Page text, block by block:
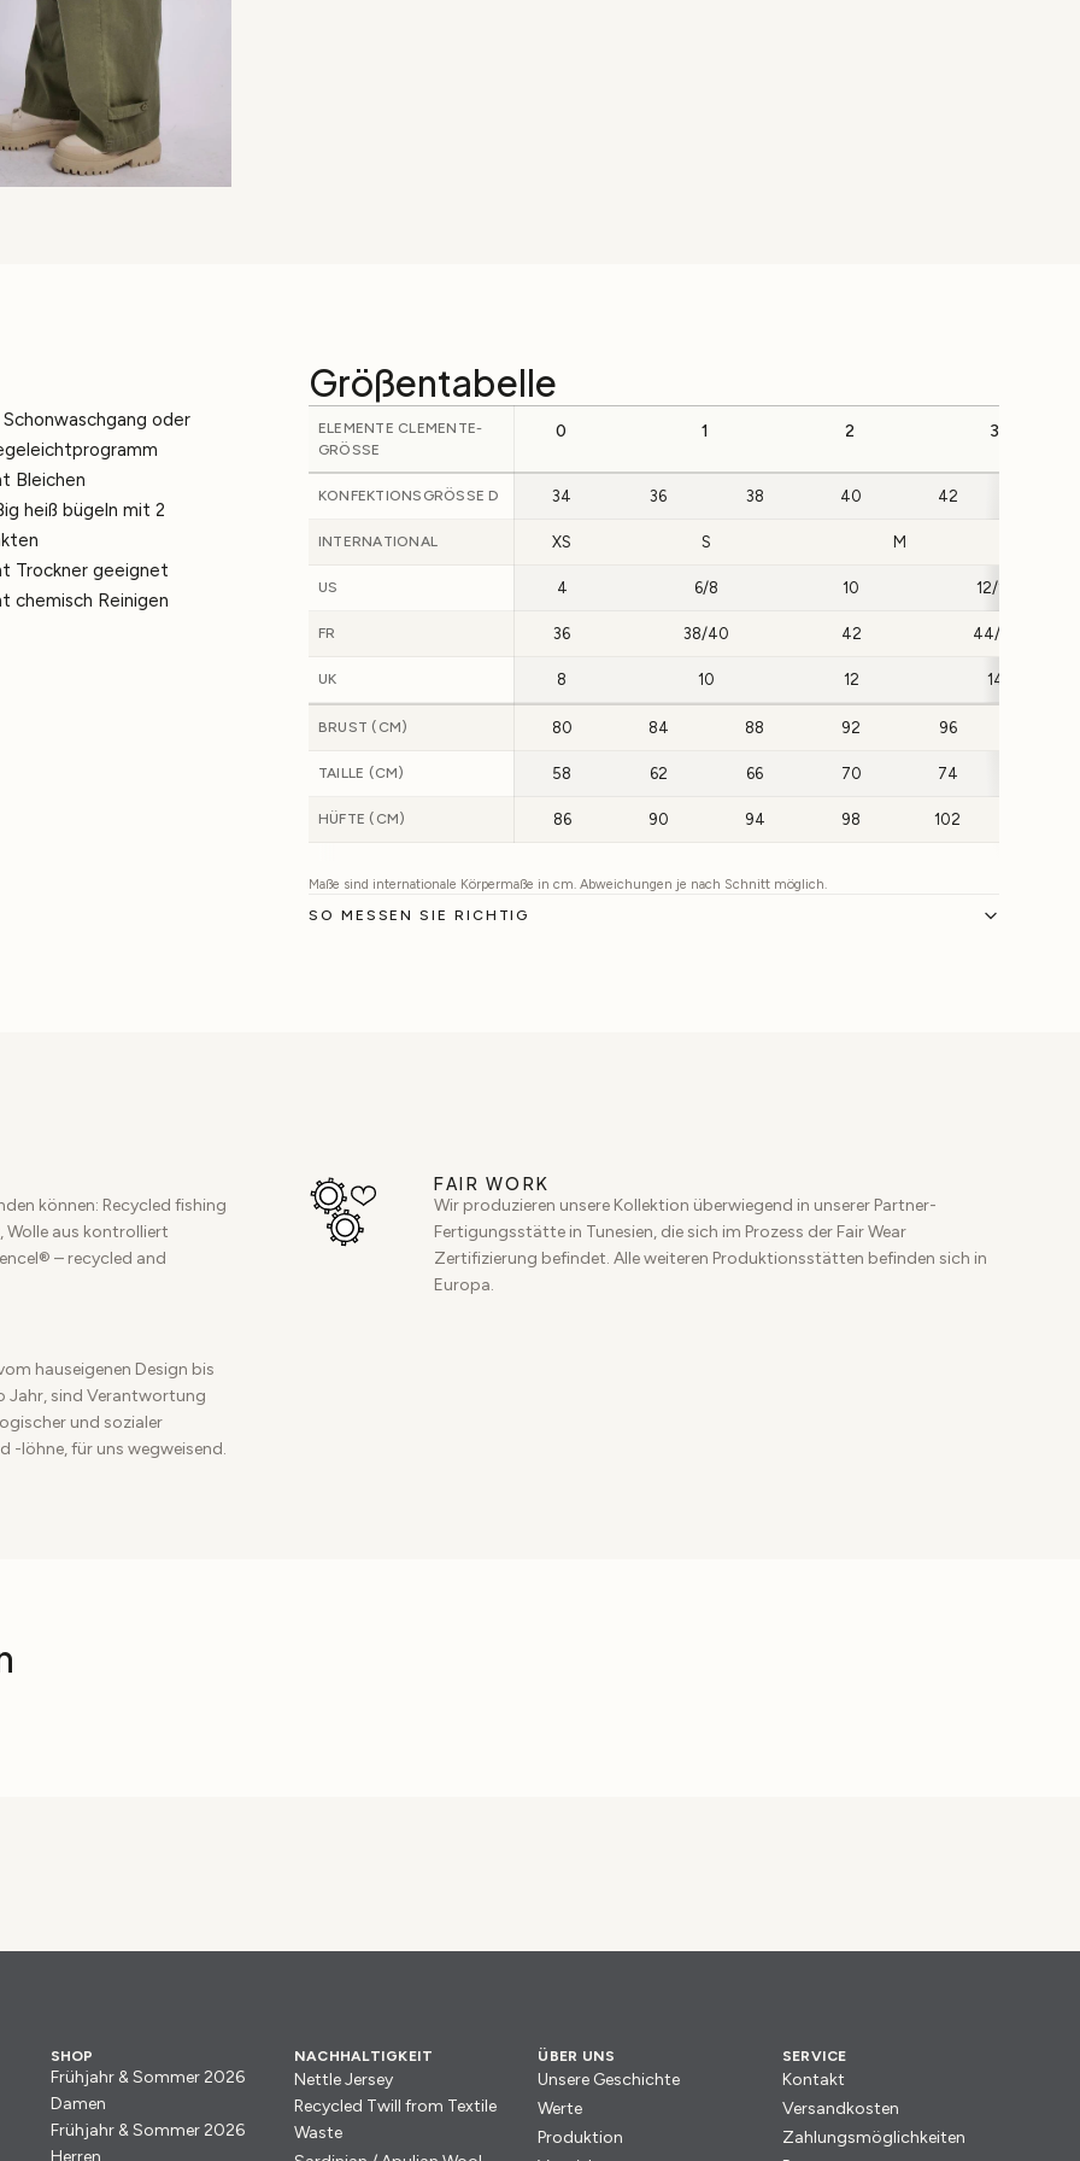
Schonwaschgang oder
Bleichen
heiß bügeln mit 2
Trockner geeignet
chemisch Reinigen
Größentabelle
ELEMENTE CLEMENTE-
GRÖSSE
0 1 2 3
KONFEKTIONSGRÖSSE D 34 36 38 40 42
INTERNATIONAL XS S M
US 4 6/8 10 12/14
FR 36 38/40 42 44/46
UK 8 10 12 14
BRUST (CM) 80 84 88 92 96
TAILLE (CM) 58 62 66 70 74
HÜFTE (CM) 86 90 94 98 102
Maße sind internationale Körpermaße in cm. Abweichungen je nach Schnitt möglich.
SO MESSEN SIE RICHTIG
können: Recycled fishing
Wolle aus kontrolliert
– recycled and
FAIR WORK
Wir produzieren unsere Kollektion überwiegend in unserer Partner-
Fertigungsstätte in Tunesien, die sich im Prozess der Fair Wear
Zertifizierung befindet. Alle weiteren Produktionsstätten befinden sich in
Europa.
hauseigenen Design bis
Jahr, sind Verantwortung
und sozialer
-löhne, für uns wegweisend.
SHOP
Frühjahr & Sommer 2026
Damen
Frühjahr & Sommer 2026
Herren
NACHHALTIGKEIT
Nettle Jersey
Recycled Twill from Textile
Waste
ÜBER UNS
Unsere Geschichte
Werte
Produktion
SERVICE
Kontakt
Versandkosten
Zahlungsmöglichkeiten